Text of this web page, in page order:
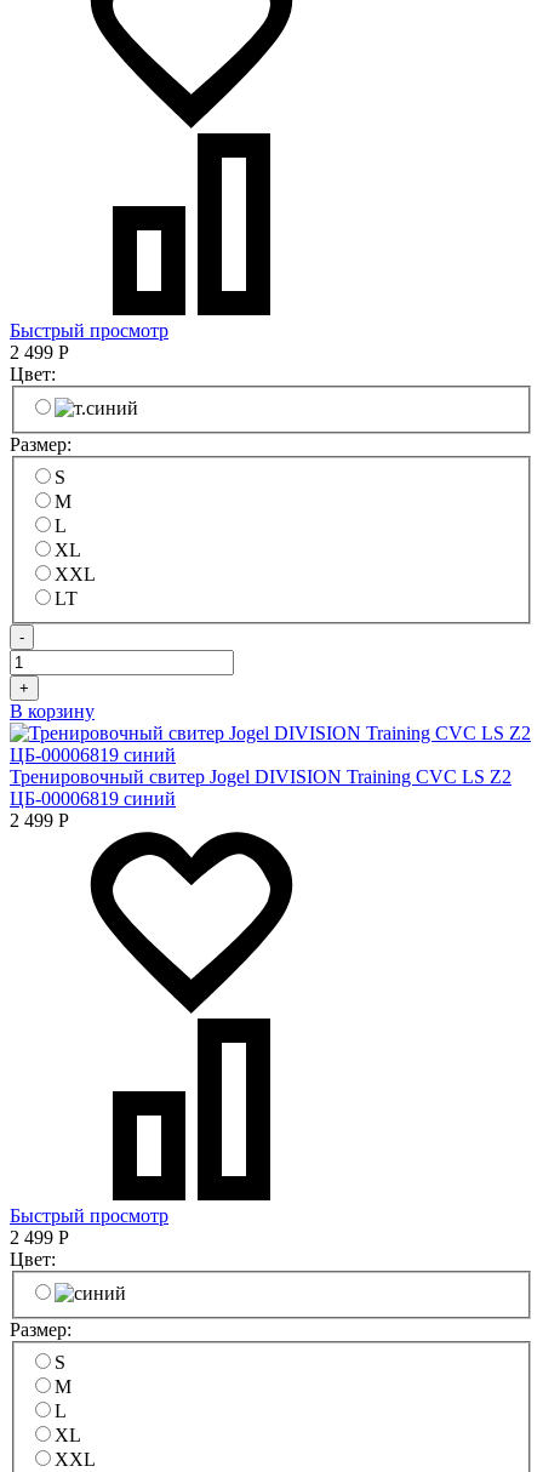
Быстрый просмотр
2 499 Р
Цвет:
Размер:
S
M
L
XL
XXL
LT
-
+
В корзину
Тренировочный свитер Jogel DIVISION Training CVC LS Z2
ЦБ-00006819 синий
2 499 Р
Быстрый просмотр
2 499 Р
Цвет:
Размер:
S
M
L
XL
XXL